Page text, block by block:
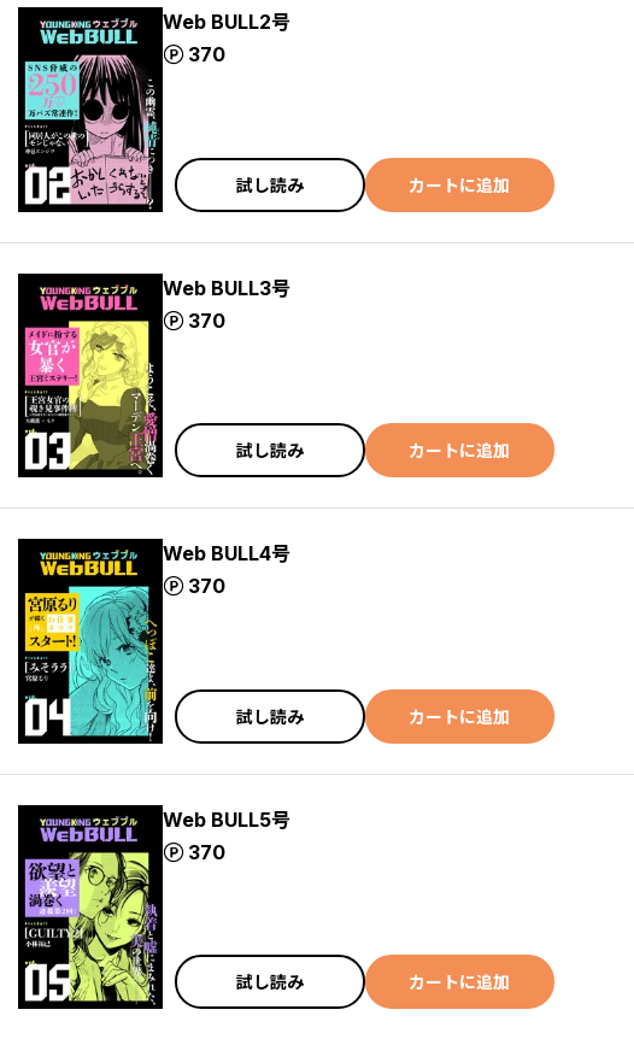
Web BULL2号
370
ポイント
試し読み カートに追加
Web BULL3号
370
ポイント
試し読み カートに追加
Web BULL4号
370
ポイント
試し読み カートに追加
Web BULL5号
370
ポイント
試し読み カートに追加